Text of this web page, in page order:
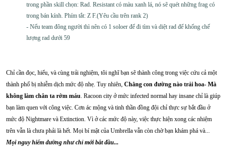
trong phần skill chọn: Rad. Resistant có màu xanh lá, nó sẽ quét những frag có
trong bán kính. Phím tắt: Z F.(Yêu cầu trên rank 2)
- Nếu team đông người thì nên có 1 soloer để đi tìm và diệt rad để khống chế
lượng rad dưới 59
Chỉ cần đọc, hiểu, và cùng trải nghiệm, tôi nghĩ bạn sẽ thành công trong việc cứu cả một
thành phố bị nhiễm dịch mức độ nhẹ. Tuy nhiên, Chẳng con đường nào trải hoa- Mà
không làm chân ta rớm máu. Racoon city ở mức infected normal hay insane chỉ là giúp
bạn làm quen với công việc. Cơn ác mộng và tinh thần đồng đội chỉ thực sự bắt đầu ở
mức độ Nightmare và Extinction. Vì ở các mức độ này, việc thực hiện xong các nhiệm
trên vẫn là chưa phải là hết. Mọi bí mật của Umbrella vẫn còn chờ bạn khám phá và...
Mọi nguy hiểm dường như chỉ mới bắt đầu...